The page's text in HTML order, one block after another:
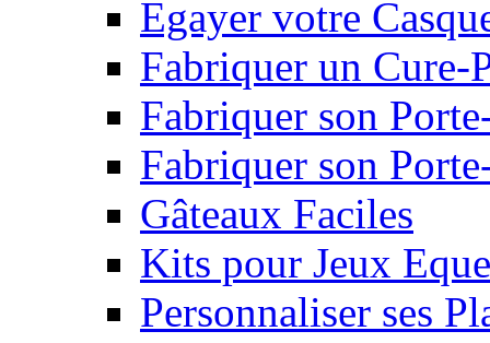
Egayer votre
Fabriquer un Cure-
Fabriquer son
Fabriquer son
Gâteaux Faciles
Kits pour Jeux
Personnaliser ses